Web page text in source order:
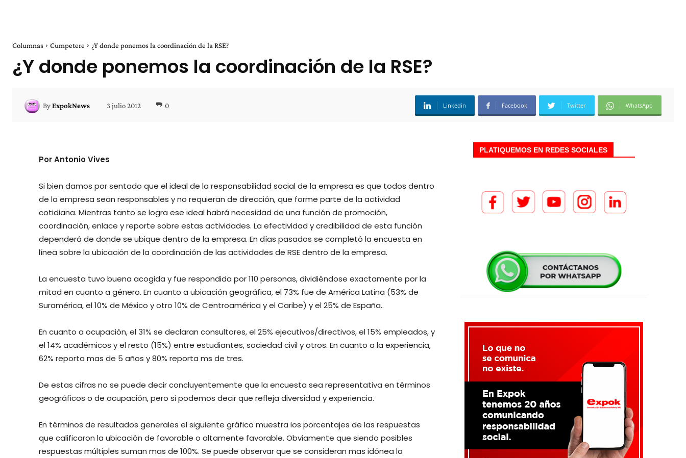
Columnas Cumpetere ¿Y donde ponemos la coordinación de la RSE?
¿Y donde ponemos la coordinación de la RSE?
ByExpokNews 3 julio 2012 0 Linkedin Facebook Twitter WhatsApp
Por Antonio Vives
Si bien damos por sentado que el ideal de la responsabilidad social de la empresa es que todos dentro
de la empresa sean responsables y no requieran de dirección, que forme parte de la actividad
cotidiana. Mientras tanto se logra ese ideal habrá necesidad de una función de promoción,
coordinación, enlace y reporte sobre estas actividades. La efectividad y credibilidad de esta función
dependerá de donde se ubique dentro de la empresa. En días pasados se completó la encuesta en
línea sobre la ubicación de la coordinación de las actividades de RSE dentro de la empresa.
La encuesta tuvo buena acogida y fue respondida por 110 personas, dividiéndose exactamente por la
mitad en cuanto a género. En cuanto a ubicación geográfica, el 73% fue de América Latina (53% de
Suramérica, el 10% de México y otro 10% de Centroamérica y el Caribe) y el 25% de España..
En cuanto a ocupación, el 31% se declaran consultores, el 25% ejecutivos/directivos, el 15% empleados, y
el 14% académicos y el resto (15%) entre estudiantes, sociedad civil y otros. En cuanto a la experiencia,
62% reporta mas de 5 años y 80% reporta ms de tres.
De estas cifras no se puede decir concluyentemente que la encuesta sea representativa en términos
geográficos o de ocupación, pero si podemos decir que refleja diversidad y experiencia.
En términos de resultados generales el siguiente gráfico muestra los porcentajes de las respuestas
que calificaron la ubicación de favorable o altamente favorable. Obviamente que siendo posibles
respuestas múltiples suman mas de 100%. Se puede observar que se consideran mas idónea la
PLATIQUEMOS EN REDES SOCIALES